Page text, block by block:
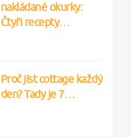
nakládané okurky:
Čtyři recepty…
Proč jíst cottage každý
den? Tady je 7…